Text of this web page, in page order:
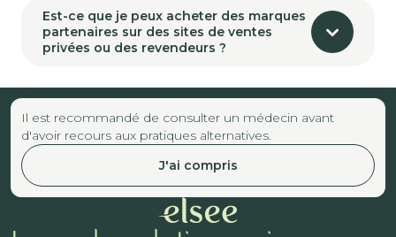
Est-ce que je peux acheter des marques
partenaires sur des sites de ventes
privées ou des revendeurs ?
Il est recommandé de consulter un médecin avant
d'avoir recours aux pratiques alternatives.
J'ai compris